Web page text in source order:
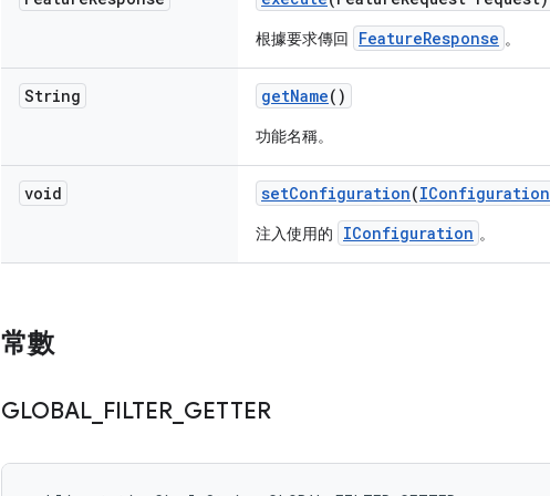
根據要求傳回 FeatureResponse 。
String getName()
功能名稱。
void setConfiguration(IConfiguration
注入使用的 IConfiguration 。
常數
GLOBAL FILTER GETTER